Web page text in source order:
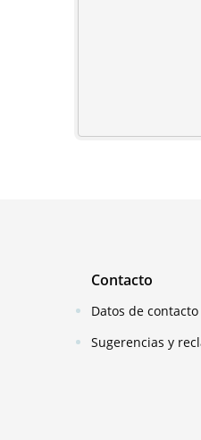
Contacto
Datos de contacto
Sugerencias y